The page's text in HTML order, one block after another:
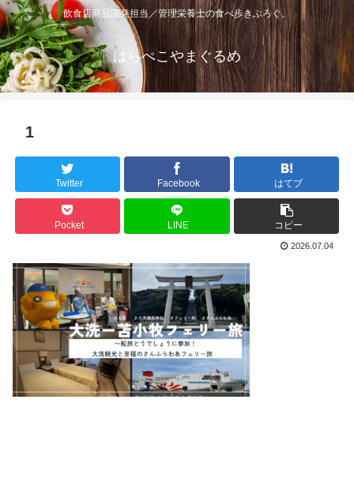
飲食店商品開発担当／管理栄養士の食べ歩きぶろぐ。
はらぺこやまぐるめ
1
Twitter Facebook はてブ
Pocket LINE コピー
2026.07.04